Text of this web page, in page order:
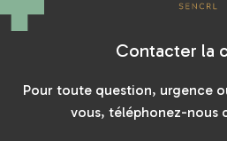
Contacter la
Pour toute question, urgence
vous, téléphonez-nous